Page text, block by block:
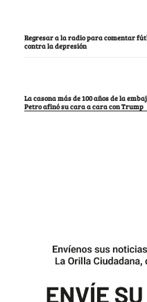
Regresar a la radio para comentar
contra la depresión
La casona más de 100 años de la
Petro afinó su cara a cara con Trump